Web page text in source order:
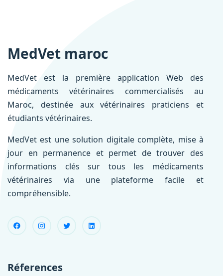
MedVet maroc
MedVet est la première application Web des
médicaments vétérinaires commercialisés au
Maroc, destinée aux vétérinaires praticiens et
étudiants vétérinaires.
MedVet est une solution digitale complète, mise à
jour en permanence et permet de trouver des
informations clés sur tous les médicaments
vétérinaires via une plateforme facile et
compréhensible.
Réferences